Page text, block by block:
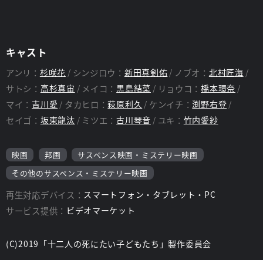
キャスト
アンリ： 杉咲花 シンジロウ： 新田真剣佑 ノブオ： 北村匠海
サトシ： 高杉真宙 メイコ：黒島結菜 リョウコ：橋本環奈
マイ：吉川愛 タカヒロ：萩原利久 ケンイチ：渕野右登
セイゴ： 坂東龍汰 ミツエ：古川琴音 ユキ： 竹内愛紗
映画 邦画
サスペンス映画・ミステリー映画
その他のサスペンス・ミステリー映画
再生対応デバイス： スマートフォン・タブレット・PC
サービス提供： ビデオマーケット
(C)2019「十二人の死にたい子どもたち」製作委員会